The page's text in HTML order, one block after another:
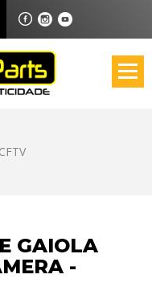
CFTV
GAIOLA
-